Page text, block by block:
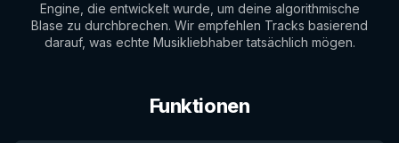
Engine, die entwickelt wurde, um deine algorithmische
Blase zu durchbrechen. Wir empfehlen Tracks basierend
darauf, was echte Musikliebhaber tatsächlich mögen.
Funktionen